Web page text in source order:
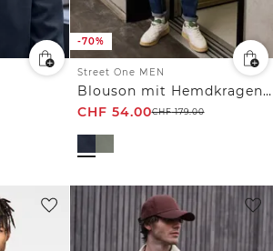
-70%
Street One MEN
Blouson mit Hemdkragen und Zipper
CHF 54.00CHF179.00